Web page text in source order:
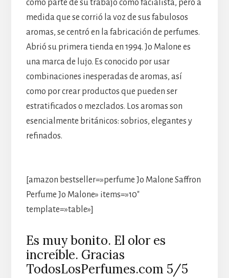
como parte de su trabajo como facialista, pero a
medida que se corrió la voz de sus fabulosos
aromas, se centró en la fabricación de perfumes.
Abrió su primera tienda en 1994. Jo Malone es
una marca de lujo. Es conocido por usar
combinaciones inesperadas de aromas, así
como por crear productos que pueden ser
estratificados o mezclados. Los aromas son
esencialmente británicos: sobrios, elegantes y
refinados.
[amazon bestseller=»perfume Jo Malone Saffron
Perfume Jo Malone» items=»10″
template=»table»]
Es muy bonito. El olor es
increíble. Gracias
TodosLosPerfumes.com 5/5